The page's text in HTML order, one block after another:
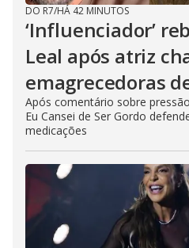
DO R7/HÁ 42 MINUTOS
‘Influenciador’
Leal após atriz
emagrecedoras
Após comentário sobre
Eu Cansei de Ser Gordo
medicações